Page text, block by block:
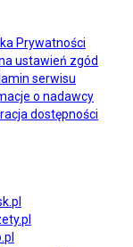
Prywatności
ustawień zgód
serwisu
o nadawcy
dostępności